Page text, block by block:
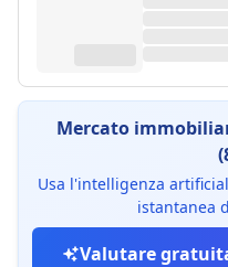
Mercato
Usa l'intelligenza
istantanea
Valutare